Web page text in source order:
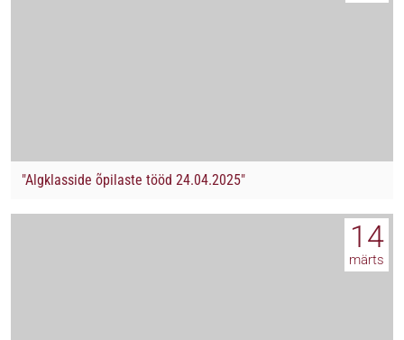
"Algklasside õpilaste tööd 24.04.2025"
14
märts